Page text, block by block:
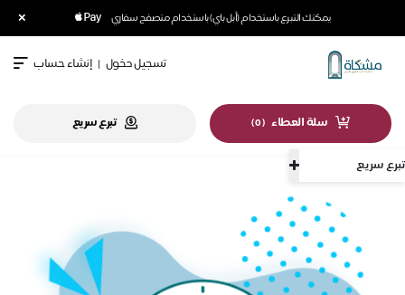
يمكنك التبرع باستخدام (أبل باي) باستخدام متصفح سفاري ×
تبرع سريع
تسجيل دخول | إنشاء حساب
سلة العطاء (
0
) تبرع سريع